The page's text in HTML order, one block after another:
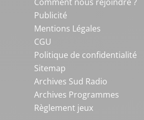
Publicité
Mentions Légales
CGU
Politique de confidentialité
Sitemap
Archives Sud Radio
Archives Programmes
Règlement jeux